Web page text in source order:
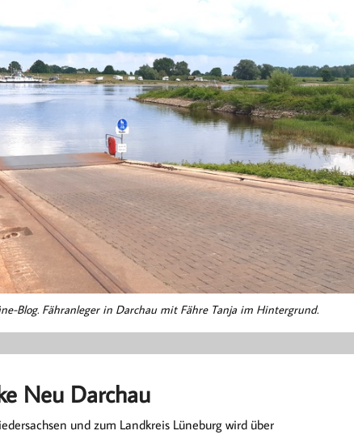
Blog. Fähranleger in Darchau mit Fähre Tanja im Hintergrund.
Neu Darchau
und zum Landkreis Lüneburg wird über